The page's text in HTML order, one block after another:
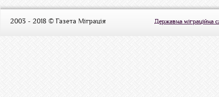
2003 - 2018 © Газета Міграція Державна міграційна